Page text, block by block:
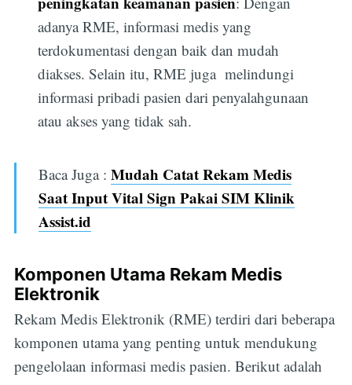
adanya RME, informasi medis yang
terdokumentasi dengan baik dan mudah
diakses. Selain itu, RME juga melindungi
informasi pribadi pasien dari penyalahgunaan
atau akses yang tidak sah.
Baca Juga :Mudah Catat Rekam Medis
Saat Input Vital Sign Pakai SIM Klinik
Assist.id
Komponen Utama Rekam Medis
Elektronik
Rekam Medis Elektronik (RME) terdiri dari beberapa
komponen utama yang penting untuk mendukung
pengelolaan informasi medis pasien. Berikut adalah